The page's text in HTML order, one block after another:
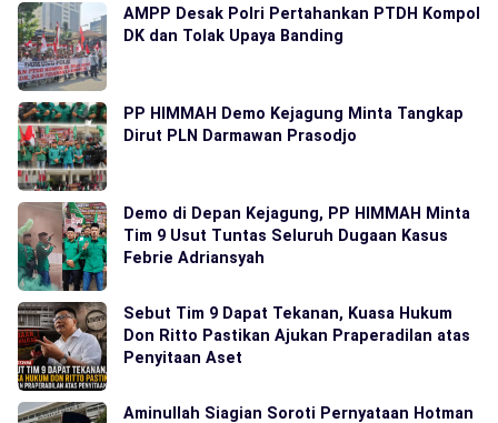
AMPP Desak Polri Pertahankan PTDH Kompol
DK dan Tolak Upaya Banding
PP HIMMAH Demo Kejagung Minta Tangkap
Dirut PLN Darmawan Prasodjo
Demo di Depan Kejagung, PP HIMMAH Minta
Tim 9 Usut Tuntas Seluruh Dugaan Kasus
Febrie Adriansyah
Sebut Tim 9 Dapat Tekanan, Kuasa Hukum
Don Ritto Pastikan Ajukan Praperadilan atas
Penyitaan Aset
Aminullah Siagian Soroti Pernyataan Hotman